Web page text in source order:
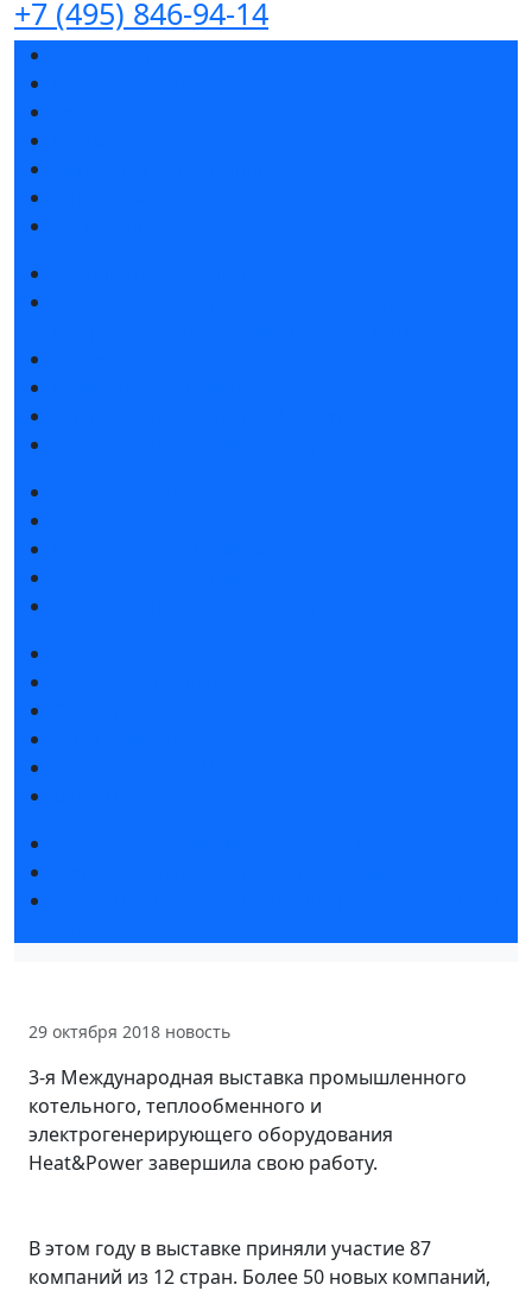
+7 (495) 846-94-14
29 октября 2018 новость
3-я Международная выставка промышленного
котельного, теплообменного и
электрогенерирующего оборудования
Heat&Power завершила свою работу.
В этом году в выставке приняли участие 87
компаний из 12 стран. Более 50 новых компаний,